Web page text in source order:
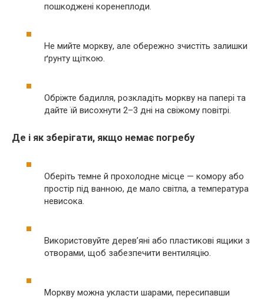
пошкоджені коренеплоди.
Не мийте моркву, але обережно зчистіть залишки
ґрунту щіткою.
Обріжте бадилля, розкладіть моркву на папері та
дайте їй висохнути 2–3 дні на свіжому повітрі.
Де і як зберігати, якщо немає погребу
Оберіть темне й прохолодне місце — комору або
простір під ванною, де мало світла, а температура
невисока.
Використовуйте дерев’яні або пластикові ящики з
отворами, щоб забезпечити вентиляцію.
Моркву можна укласти шарами, пересипавши